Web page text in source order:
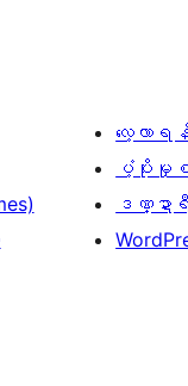
လေ့လာရ
ပံ့ပိုး
ဒဏ္ဍာရီ